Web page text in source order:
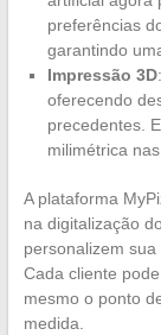
preferências
garantindo
Impressão 3D
oferecendo
precedentes.
milimétrica
A plataforma
na digitalização
personalizem
Cada cliente
mesmo o ponto
medida.